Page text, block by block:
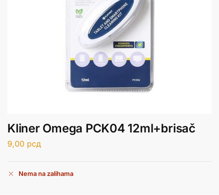
Kliner Omega PCK04 12ml+brisač
9,00 рсд
Nema na zalihama